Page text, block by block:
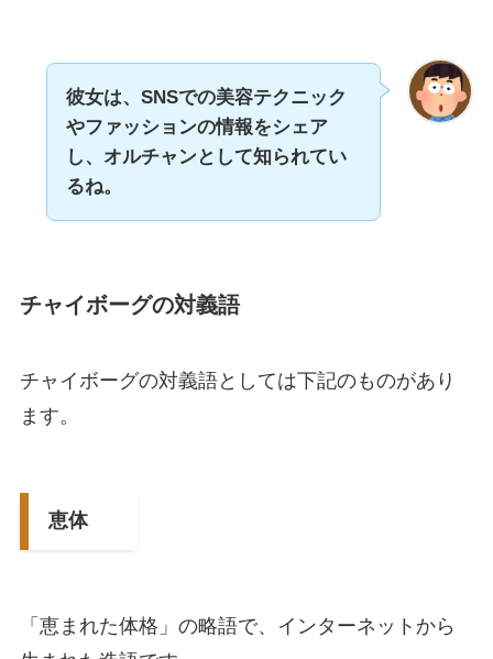
彼女は、SNSでの美容テクニック
やファッションの情報をシェア
し、オルチャンとして知られてい
るね。
チャイボーグの対義語
チャイボーグの対義語としては下記のものがあり
ます。
恵体
「恵まれた体格」の略語で、インターネットから